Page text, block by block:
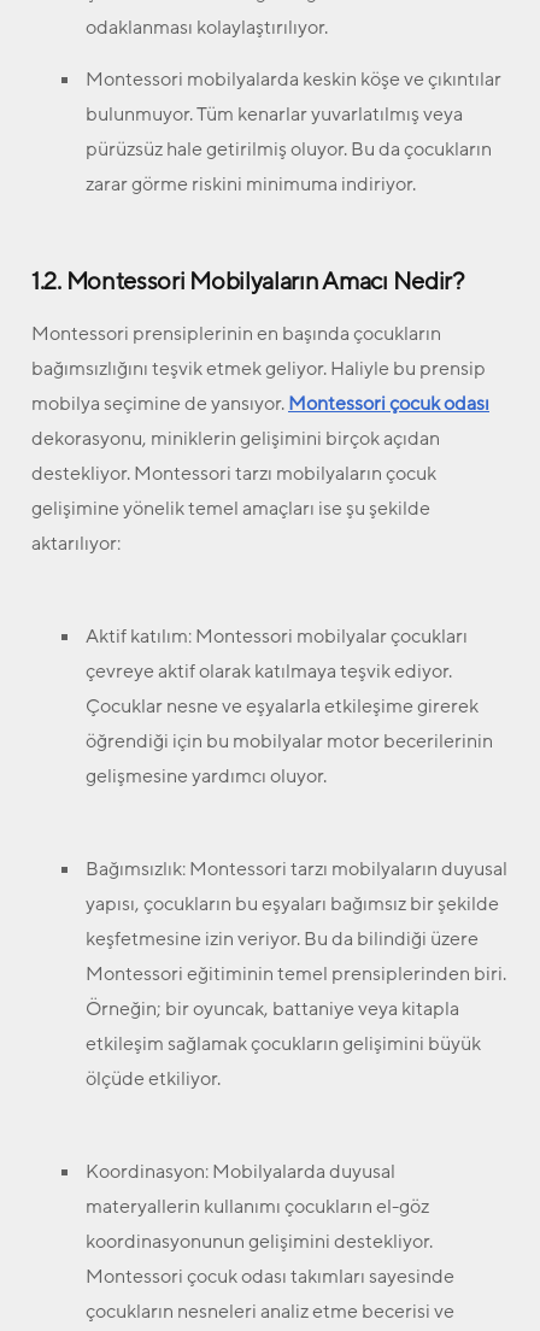
odaklanması kolaylaştırılıyor.
Montessori mobilyalarda keskin köşe ve çıkıntılar
bulunmuyor. Tüm kenarlar yuvarlatılmış veya
pürüzsüz hale getirilmiş oluyor. Bu da çocukların
zarar görme riskini minimuma indiriyor.
1.2. Montessori Mobilyaların Amacı Nedir?
Montessori prensiplerinin en başında çocukların
bağımsızlığını teşvik etmek geliyor. Haliyle bu prensip
mobilya seçimine de yansıyor.Montessori çocuk odası
dekorasyonu, miniklerin gelişimini birçok açıdan
destekliyor. Montessori tarzı mobilyaların çocuk
gelişimine yönelik temel amaçları ise şu şekilde
aktarılıyor:
Aktif katılım:Montessori mobilyalar çocukları
çevreye aktif olarak katılmaya teşvik ediyor.
Çocuklar nesne ve eşyalarla etkileşime girerek
öğrendiği için bu mobilyalar motor becerilerinin
gelişmesine yardımcı oluyor.
Bağımsızlık:Montessori tarzı mobilyaların duyusal
yapısı, çocukların bu eşyaları bağımsız bir şekilde
keşfetmesine izin veriyor. Bu da bilindiği üzere
Montessori eğitiminin temel prensiplerinden biri.
Örneğin; bir oyuncak, battaniye veya kitapla
etkileşim sağlamak çocukların gelişimini büyük
ölçüde etkiliyor.
Koordinasyon:Mobilyalarda duyusal
materyallerin kullanımı çocukların el-göz
koordinasyonunun gelişimini destekliyor.
Montessori çocuk odası takımları sayesinde
çocukların nesneleri analiz etme becerisi ve